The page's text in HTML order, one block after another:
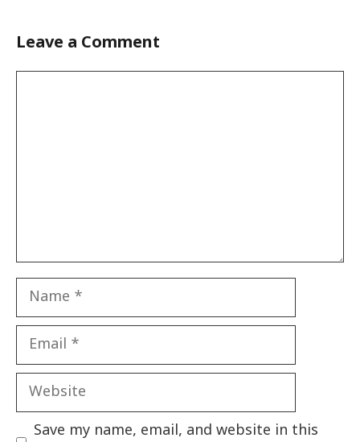
Leave a Comment
Name
Email
Website
Save my name, email, and website in this